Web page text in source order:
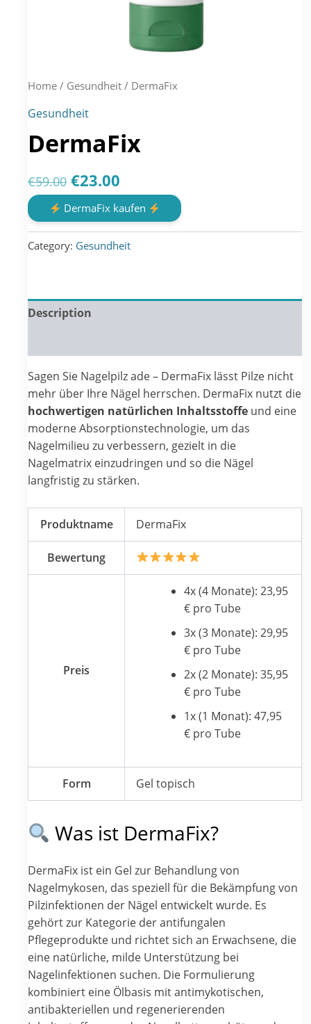
Home / Gesundheit / DermaFix
Gesundheit
DermaFix
€59.00 Original
price
was:
€59.00.
€23.00
price
is:
€23.00.
DermaFix kaufen
Category: Gesundheit
Description
Sagen Sie Nagelpilz ade – DermaFix lässt Pilze nicht
mehr über Ihre Nägel herrschen. DermaFix nutzt die
hochwertigen natürlichen Inhaltsstoffe und eine
moderne Absorptionstechnologie, um das
Nagelmilieu zu verbessern, gezielt in die
Nagelmatrix einzudringen und so die Nägel
langfristig zu stärken.
Produktname DermaFix
Bewertung
Preis
4x (4 Monate): 23,95
€ pro Tube
3x (3 Monate): 29,95
€ pro Tube
2x (2 Monate): 35,95
€ pro Tube
1x (1 Monat): 47,95
€ pro Tube
Form Gel topisch
Was ist DermaFix?
DermaFix ist ein Gel zur Behandlung von
Nagelmykosen, das speziell für die Bekämpfung von
Pilzinfektionen der Nägel entwickelt wurde. Es
gehört zur Kategorie der antifungalen
Pflegeprodukte und richtet sich an Erwachsene, die
eine natürliche, milde Unterstützung bei
Nagelinfektionen suchen. Die Formulierung
kombiniert eine Ölbasis mit antimykotischen,
antibakteriellen und regenerierenden